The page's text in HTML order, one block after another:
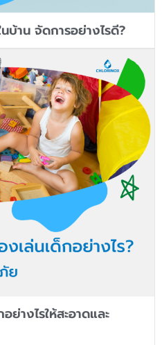
าน จัดการอย่างไรดี?
ย่างไรให้สะอาดและ